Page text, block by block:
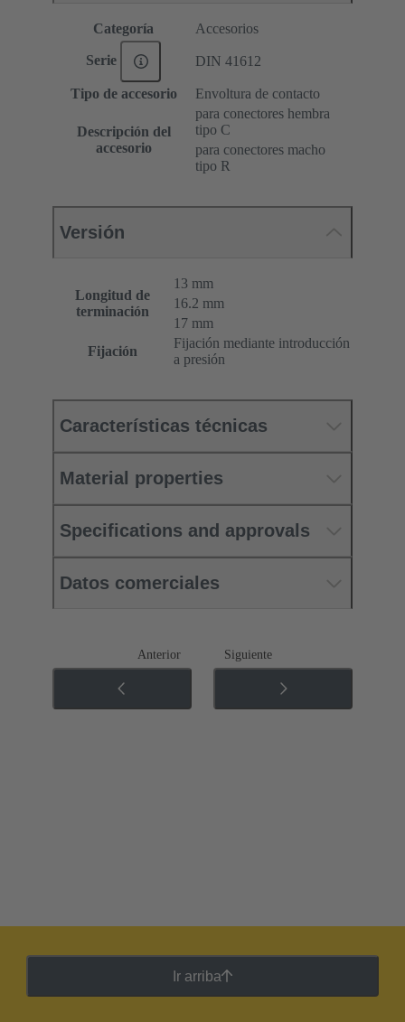
Categoría Accesorios
Serie DIN 41612
Tipo de accesorio Envoltura de contacto
Descripción del
accesorio
para conectores hembra
tipo C
para conectores macho
tipo R
Versión
Longitud de
terminación
13 mm
16.2 mm
17 mm
Fijación
Fijación mediante introducción
a presión
Características técnicas
Material properties
Specifications and approvals
Datos comerciales
Anterior Siguiente
Ir arriba